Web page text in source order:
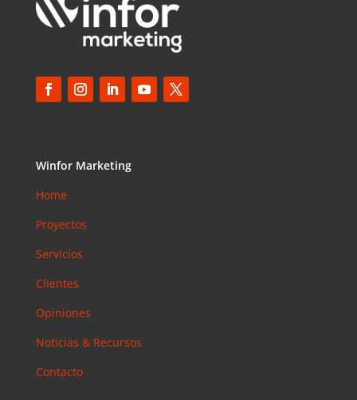
para
pymes en
aparecer
en Google
Accesibilid
para
pymes en
Barcelona:
la norma
obligatoria
en 2026
Marketing
en 2026:
Winfor Marketing
Home
Proyectos
Servicios
Clientes
Opiniones
Noticias & Recursos
Contacto